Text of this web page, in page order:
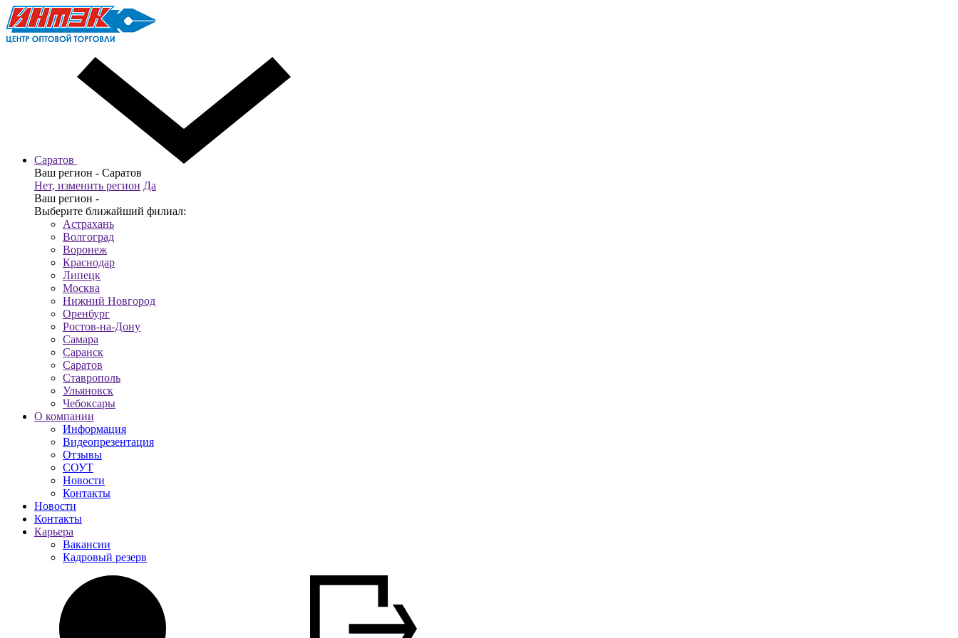
Саратов
Ваш регион - Саратов
Нет, изменить регион Да
Ваш регион -
Выберите ближайший филиал:
Астрахань
Волгоград
Воронеж
Краснодар
Липецк
Москва
Нижний Новгород
Оренбург
Ростов-на-Дону
Самара
Саранск
Саратов
Ставрополь
Ульяновск
Чебоксары
О компании
Информация
Видеопрезентация
Отзывы
СОУТ
Новости
Контакты
Новости
Контакты
Карьера
Вакансии
Кадровый резерв